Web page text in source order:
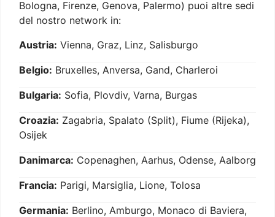
Bologna, Firenze, Genova, Palermo) puoi altre sedi
del nostro network in:
Austria: Vienna, Graz, Linz, Salisburgo
Belgio: Bruxelles, Anversa, Gand, Charleroi
Bulgaria: Sofia, Plovdiv, Varna, Burgas
Croazia: Zagabria, Spalato (Split), Fiume (Rijeka),
Osijek
Danimarca: Copenaghen, Aarhus, Odense, Aalborg
Francia: Parigi, Marsiglia, Lione, Tolosa
Germania: Berlino, Amburgo, Monaco di Baviera,